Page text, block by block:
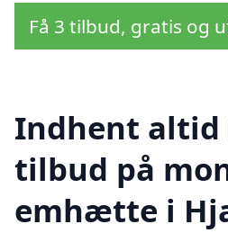
Få 3 tilbud, gratis og
Indhent altid
tilbud på
emhætte i